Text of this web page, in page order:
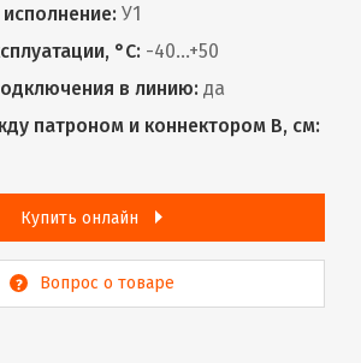
У1
°С: -40...+50
в линию: да
патроном и коннектором В, см:
Купить онлайн
Вопрос о товаре